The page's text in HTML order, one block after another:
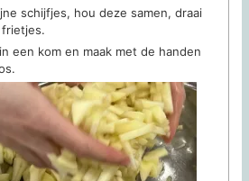
schijfjes, hou deze samen, draai
een kom en maak met de handen